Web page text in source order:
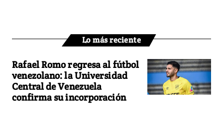
Lo más reciente
Rafael Romo regresa al fútbol
venezolano: la Universidad
Central de Venezuela
confirma su incorporación